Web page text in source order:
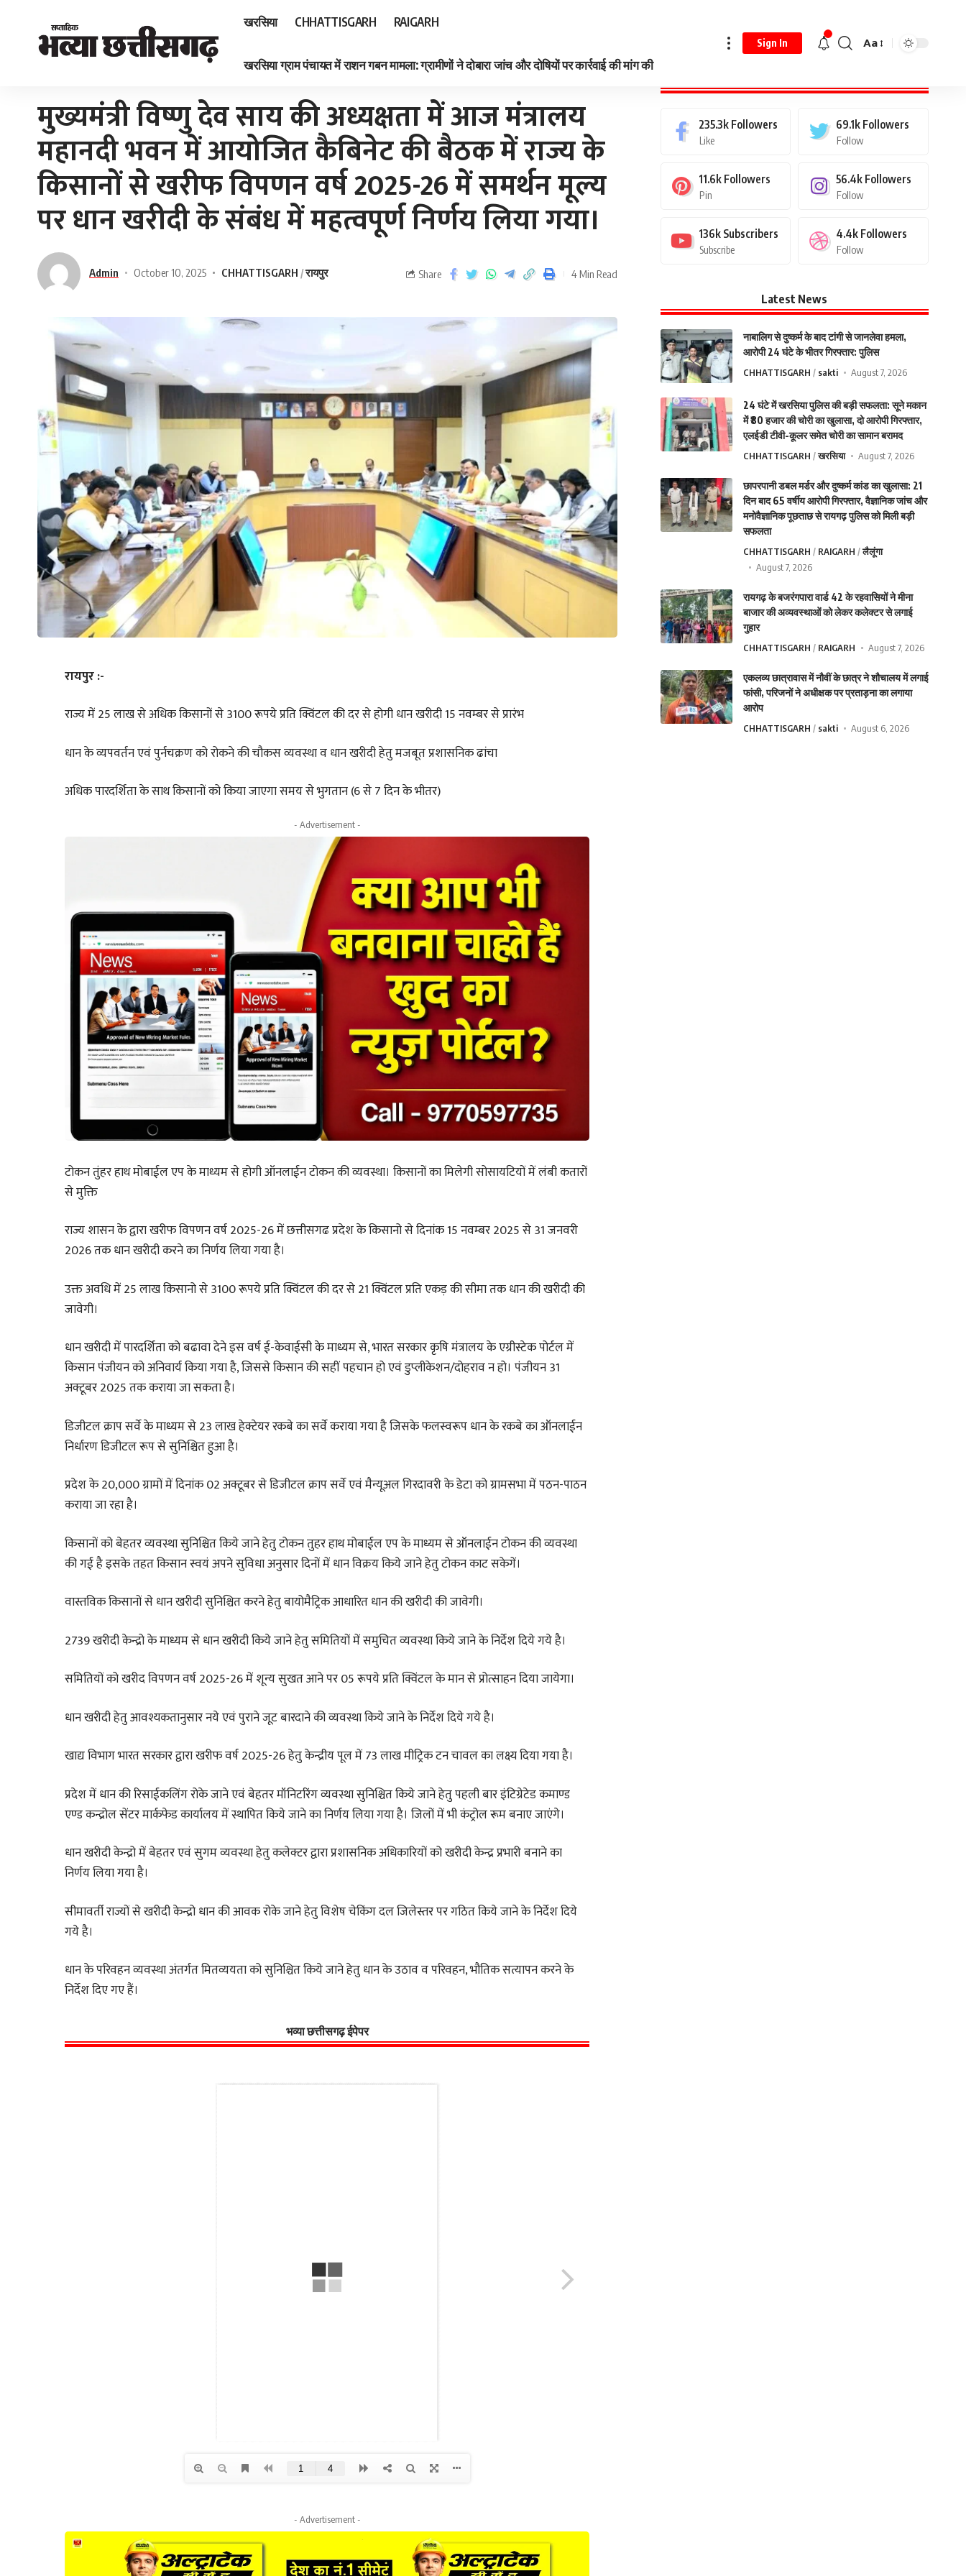
खरसिया CHHATTISGARH RAIGARH
खरसिया ग्राम पंचायत में राशन गबन मामला: ग्रामीणों ने दोबारा जांच और दोषियों पर कार्रवाई की मांग की
Sign In Aa
मुख्यमंत्री विष्णु देव साय की अध्यक्षता में आज मंत्रालय
महानदी भवन में आयोजित कैबिनेट की बैठक में राज्य के
किसानों से खरीफ विपणन वर्ष 2025-26 में समर्थन मूल्य
पर धान खरीदी के संबंध में महत्वपूर्ण निर्णय लिया गया।
Admin October 10, 2025 CHHATTISGARH रायपुर Share 4 Min Read
रायपुर :-
राज्य में 25 लाख से अधिक किसानों से 3100 रूपये प्रति क्विंटल की दर से होगी धान खरीदी 15 नवम्बर से प्रारंभ
धान के व्यपवर्तन एवं पुर्नचक्रण को रोकने की चौकस व्यवस्था व धान खरीदी हेतु मजबूत प्रशासनिक ढांचा
अधिक पारदर्शिता के साथ किसानों को किया जाएगा समय से भुगतान (6 से 7 दिन के भीतर)
- Advertisement -
टोकन तुंहर हाथ मोबाईल एप के माध्यम से होगी ऑनलाईन टोकन की व्यवस्था। किसानों का मिलेगी सोसायटियों में लंबी कतारों
से मुक्ति
राज्य शासन के द्वारा खरीफ विपणन वर्ष 2025-26 में छत्तीसगढ प्रदेश के किसानो से दिनांक 15 नवम्बर 2025 से 31 जनवरी
2026 तक धान खरीदी करने का निर्णय लिया गया है।
उक्त अवधि में 25 लाख किसानो से 3100 रूपये प्रति क्विंटल की दर से 21 क्विंटल प्रति एकड़ की सीमा तक धान की खरीदी की
जावेगी।
धान खरीदी में पारदर्शिता को बढावा देने इस वर्ष ई-केवाईसी के माध्यम से, भारत सरकार कृषि मंत्रालय के एग्रीस्टेक पोर्टल में
किसान पंजीयन को अनिवार्य किया गया है, जिससे किसान की सहीं पहचान हो एवं डुप्लीकेशन/दोहराव न हो। पंजीयन 31
अक्टूबर 2025 तक कराया जा सकता है।
डिजीटल क्राप सर्वे के माध्यम से 23 लाख हेक्टेयर रकबे का सर्वे कराया गया है जिसके फलस्वरूप धान के रकबे का ऑनलाईन
निर्धारण डिजीटल रूप से सुनिश्चित हुआ है।
प्रदेश के 20,000 ग्रामों में दिनांक 02 अक्टूबर से डिजीटल क्राप सर्वे एवं मैन्यूअल गिरदावरी के डेटा को ग्रामसभा में पठन-पाठन
कराया जा रहा है।
किसानों को बेहतर व्यवस्था सुनिश्चित किये जाने हेतु टोकन तुहर हाथ मोबाईल एप के माध्यम से ऑनलाईन टोकन की व्यवस्था
की गई है इसके तहत किसान स्वयं अपने सुविधा अनुसार दिनों में धान विक्रय किये जाने हेतु टोकन काट सकेगें।
वास्तविक किसानों से धान खरीदी सुनिश्चित करने हेतु बायोमैट्रिक आधारित धान की खरीदी की जावेगी।
2739 खरीदी केन्द्रो के माध्यम से धान खरीदी किये जाने हेतु समितियों में समुचित व्यवस्था किये जाने के निर्देश दिये गये है।
समितियों को खरीद विपणन वर्ष 2025-26 में शून्य सुखत आने पर 05 रूपये प्रति क्विंटल के मान से प्रोत्साहन दिया जायेगा।
धान खरीदी हेतु आवश्यकतानुसार नये एवं पुराने जूट बारदाने की व्यवस्था किये जाने के निर्देश दिये गये है।
खाद्य विभाग भारत सरकार द्वारा खरीफ वर्ष 2025-26 हेतु केन्द्रीय पूल में 73 लाख मीट्रिक टन चावल का लक्ष्य दिया गया है।
प्रदेश में धान की रिसाईकलिंग रोके जाने एवं बेहतर मॉनिटरिंग व्यवस्था सुनिश्चित किये जाने हेतु पहली बार इंटिग्रेटेड कमाण्ड
एण्ड कन्द्रोल सेंटर मार्कफेड कार्यालय में स्थापित किये जाने का निर्णय लिया गया है। जिलों में भी कंट्रोल रूम बनाए जाएंगे।
धान खरीदी केन्द्रो में बेहतर एवं सुगम व्यवस्था हेतु कलेक्टर द्वारा प्रशासनिक अधिकारियों को खरीदी केन्द्र प्रभारी बनाने का
निर्णय लिया गया है।
सीमावर्ती राज्यों से खरीदी केन्द्रो धान की आवक रोके जाने हेतु विशेष चेकिंग दल जिलेस्तर पर गठित किये जाने के निर्देश दिये
गये है।
धान के परिवहन व्यवस्था अंतर्गत मितव्ययता को सुनिश्चित किये जाने हेतु धान के उठाव व परिवहन, भौतिक सत्यापन करने के
निर्देश दिए गए हैं।
भव्या छत्तीसगढ़ ईपेपर
- Advertisement -
235.3k Followers
Like
69.1k Followers
Follow
11.6k Followers
Pin
56.4k Followers
Follow
136k Subscribers
Subscribe
4.4k Followers
Follow
Latest News
नाबालिग से दुष्कर्म के बाद टांगी से जानलेवा हमला,
आरोपी 24 घंटे के भीतर गिरफ्तार: पुलिस
CHHATTISGARH sakti August 7, 2026
24 घंटे में खरसिया पुलिस की बड़ी सफलता: सूने मकान
में ₹80 हजार की चोरी का खुलासा, दो आरोपी गिरफ्तार,
एलईडी टीवी-कूलर समेत चोरी का सामान बरामद
CHHATTISGARH खरसिया August 7, 2026
छापरपानी डबल मर्डर और दुष्कर्म कांड का खुलासा: 21
दिन बाद 65 वर्षीय आरोपी गिरफ्तार, वैज्ञानिक जांच और
मनोवैज्ञानिक पूछताछ से रायगढ़ पुलिस को मिली बड़ी
सफलता
CHHATTISGARH RAIGARH
लैलूंगा
August 7, 2026
रायगढ़ के बजरंगपारा वार्ड 42 के रहवासियों ने मीना
बाजार की अव्यवस्थाओं को लेकर कलेक्टर से लगाई
गुहार
CHHATTISGARH RAIGARH August 7, 2026
एकलव्य छात्रावास में नौवीं के छात्र ने शौचालय में लगाई
फांसी, परिजनों ने अधीक्षक पर प्रताड़ना का लगाया
आरोप
CHHATTISGARH sakti August 6, 2026